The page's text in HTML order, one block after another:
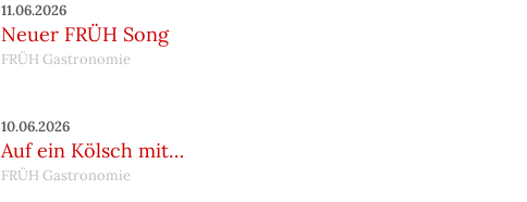
11.06.2026
Neuer FRÜH Song
FRÜH Gastronomie
10.06.2026
Auf ein Kölsch mit…
FRÜH Gastronomie